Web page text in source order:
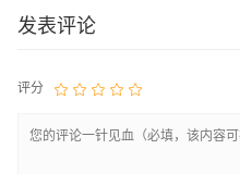
发表评论
评分